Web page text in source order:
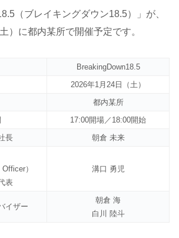
（ブレイキングダウン18.5）」が、
）に都内某所で開催予定です。
BreakingDown18.5
2026年1月24日（土）
都内某所
17:00開場／18:00開始
長
朝倉 未来
）
表
溝口 勇児
イザー
朝倉 海
白川 陸斗